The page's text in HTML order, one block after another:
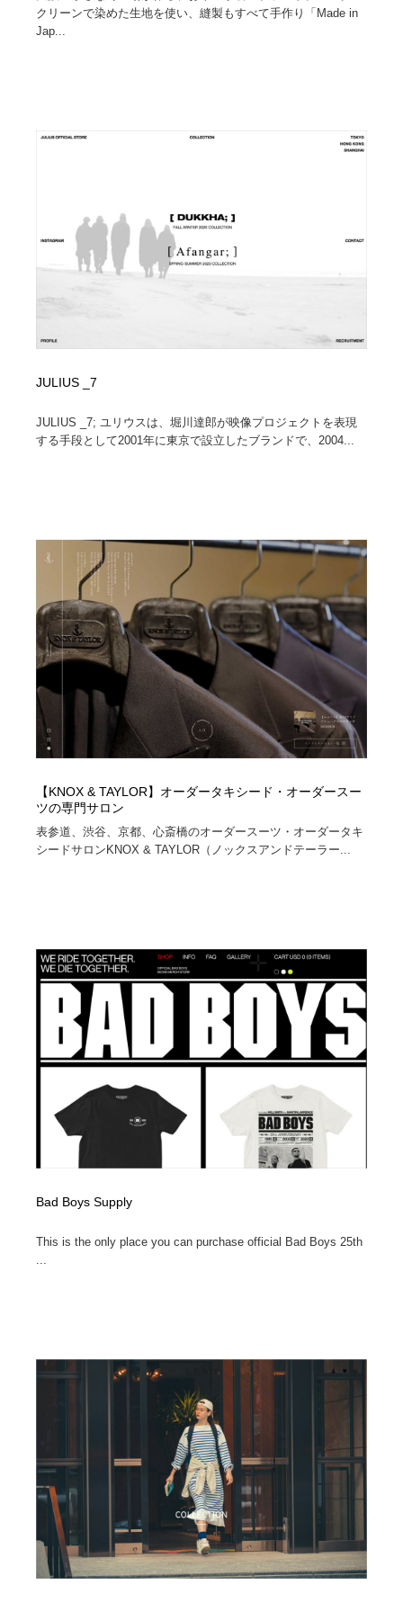
クリーンで染めた生地を使い、縫製もすべて手作り「Made in
Jap...
JULIUS _7
JULIUS _7; ユリウスは、堀川達郎が映像プロジェクトを表現
する手段として2001年に東京で設立したブランドで、2004...
【KNOX & TAYLOR】オーダータキシード・オーダースー
ツの専門サロン
表参道、渋谷、京都、心斎橋のオーダースーツ・オーダータキ
シードサロンKNOX & TAYLOR（ノックスアンドテーラー...
Bad Boys Supply
This is the only place you can purchase official Bad Boys 25th